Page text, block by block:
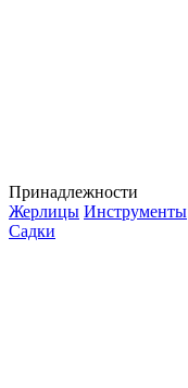
Принадлежности
Жерлицы Инструменты
Садки